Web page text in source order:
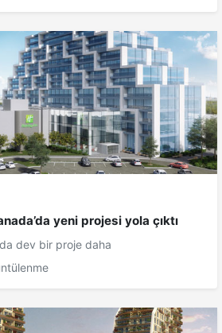
yeni projesi yola çıktı
dev bir proje daha